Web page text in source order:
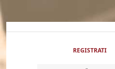
REGISTRATI